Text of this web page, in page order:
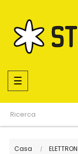
navigazione
Toggle
☰
Casa